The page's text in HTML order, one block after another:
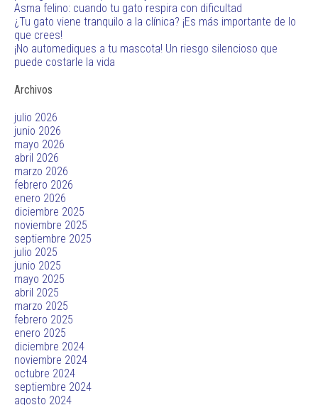
Asma felino: cuando tu gato respira con dificultad
¿Tu gato viene tranquilo a la clínica? ¡Es más importante de lo
que crees!
¡No automediques a tu mascota! Un riesgo silencioso que
puede costarle la vida
Archivos
julio 2026
junio 2026
mayo 2026
abril 2026
marzo 2026
febrero 2026
enero 2026
diciembre 2025
noviembre 2025
septiembre 2025
julio 2025
junio 2025
mayo 2025
abril 2025
marzo 2025
febrero 2025
enero 2025
diciembre 2024
noviembre 2024
octubre 2024
septiembre 2024
agosto 2024